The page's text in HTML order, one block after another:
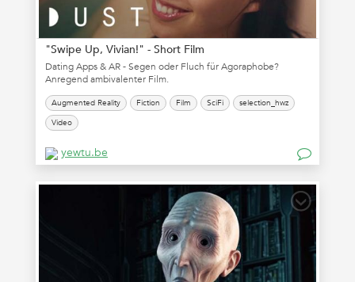
"Swipe Up, Vivian!" - Short Film
Dating Apps & AR - Segen oder Fluch für Agoraphobe?
Anregend ambivalenter Film.
Augmented Reality Fiction Film SciFi
selection_hwz
Video
yewtu.be